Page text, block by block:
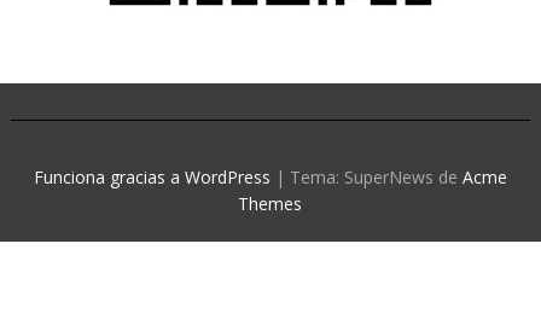
Funciona gracias a WordPress | Tema: SuperNews de Acme
Themes